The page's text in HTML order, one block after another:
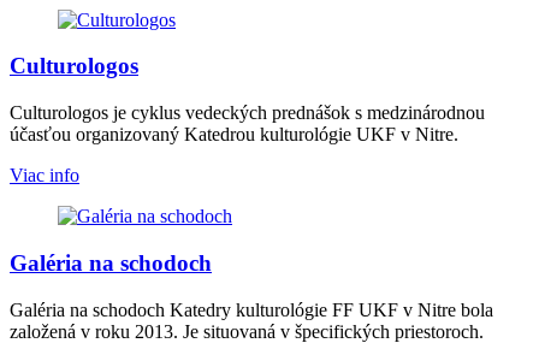
Culturologos
Culturologos je cyklus vedeckých prednášok s medzinárodnou
účasťou organizovaný Katedrou kulturológie UKF v Nitre.
Viac info
Galéria na schodoch
Galéria na schodoch Katedry kulturológie FF UKF v Nitre bola
založená v roku 2013. Je situovaná v špecifických priestoroch.